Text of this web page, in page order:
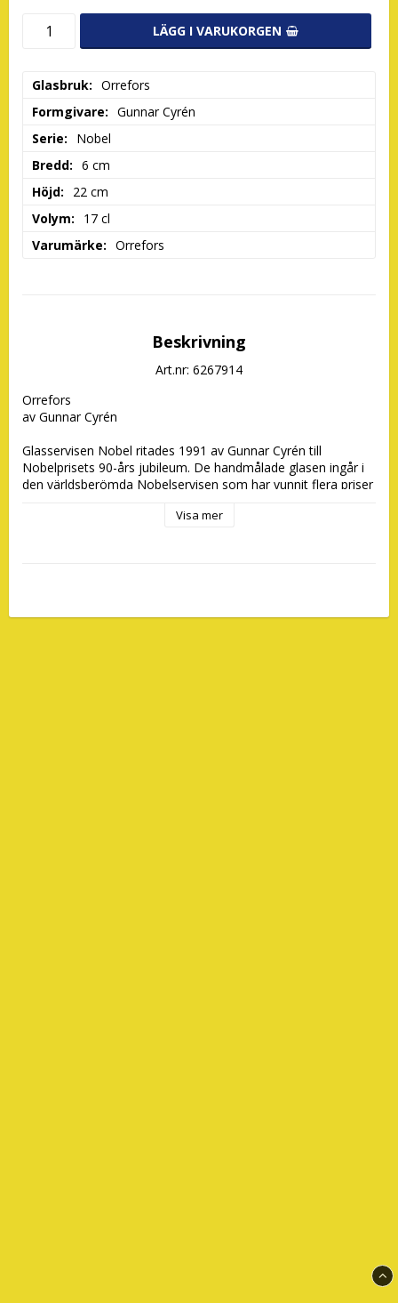
LÄGG I VARUKORGEN
Glasbruk
Orrefors
Formgivare
Gunnar Cyrén
Serie
Nobel
Bredd
6 cm
Höjd
22 cm
Volym
17 cl
Varumärke
Orrefors
Beskrivning
Art.nr: 6267914
Orrefors
av Gunnar Cyrén
Glasservisen Nobel ritades 1991 av Gunnar Cyrén till
Nobelprisets 90-års jubileum. De handmålade glasen ingår i
den världsberömda Nobelservisen som har vunnit flera priser
Visa mer